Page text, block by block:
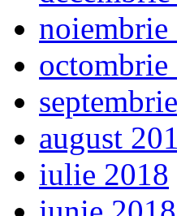
noiembrie
octombrie
august
iulie 2018